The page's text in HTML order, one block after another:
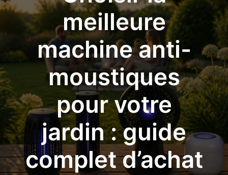
meilleure
machine anti-
moustiques
pour votre
jardin : guide
complet d’achat